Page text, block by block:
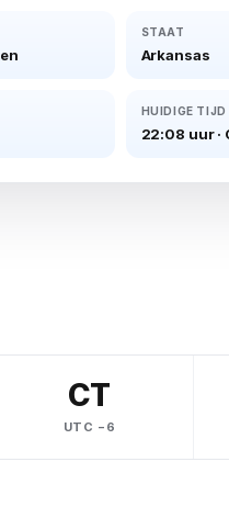
STAAT
Arkansas
HUIDIGE TIJD
22:08 uur·
CT
UTC −6